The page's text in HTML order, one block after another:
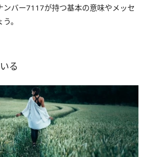
ンバー7117が持つ基本の意味やメッセ
。
る